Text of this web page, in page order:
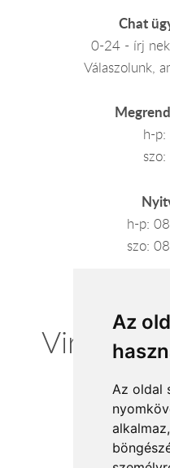
Az
Az oldal
Chat
0-24 - írj
Válaszolunk,
h-
h-p:
szo: